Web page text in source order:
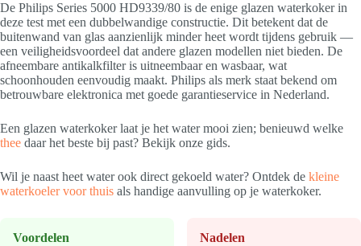
De Philips Series 5000 HD9339/80 is de enige glazen waterkoker in
deze test met een dubbelwandige constructie. Dit betekent dat de
buitenwand van glas aanzienlijk minder heet wordt tijdens gebruik —
een veiligheidsvoordeel dat andere glazen modellen niet bieden. De
afneembare antikalkfilter is uitneembaar en wasbaar, wat
schoonhouden eenvoudig maakt. Philips als merk staat bekend om
betrouwbare elektronica met goede garantieservice in Nederland.
Een glazen waterkoker laat je het water mooi zien; benieuwd welke
thee daar het beste bij past? Bekijk onze gids.
Wil je naast heet water ook direct gekoeld water? Ontdek de kleine
waterkoeler voor thuis als handige aanvulling op je waterkoker.
Voordelen Nadelen